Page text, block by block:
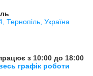
Тернопіль, Україна
з 10:00 до 18:00
графік роботи